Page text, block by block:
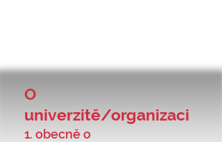
O
univerzitě/organizaci
1. obecně o